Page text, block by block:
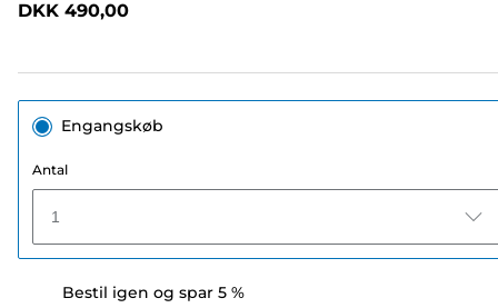
DKK 490,00
Engangskøb
Antal
1
Bestil igen og spar 5 %